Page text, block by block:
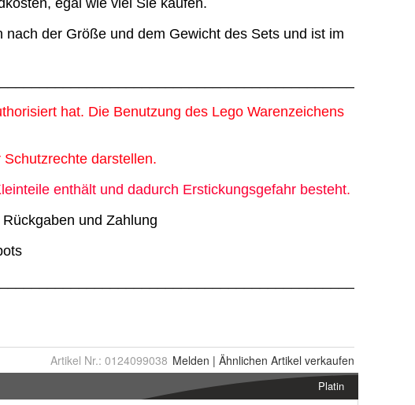
Artikel Nr.: 0124099038 Melden | Ähnlichen Artikel verkaufen
Platin